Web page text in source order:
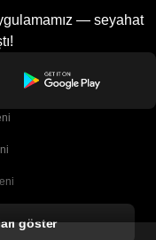
— seyahat
göster